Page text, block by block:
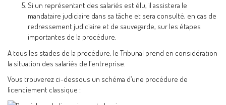
Si un représentant des salariés est élu, il assistera le
mandataire judiciaire dans sa tâche et sera consulté, en cas de
redressement judiciaire et de sauvegarde, sur les étapes
importantes de la procédure.
A tous les stades de la procédure, le Tribunal prend en considération
la situation des salariés de l’entreprise.
Vous trouverez ci-dessous un schéma d’une procédure de
licenciement classique :